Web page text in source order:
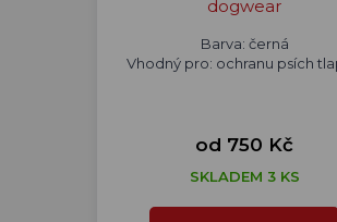
dogwear
Barva: černá
Vhodný pro: ochranu psích
od 750 Kč
SKLADEM 3 KS